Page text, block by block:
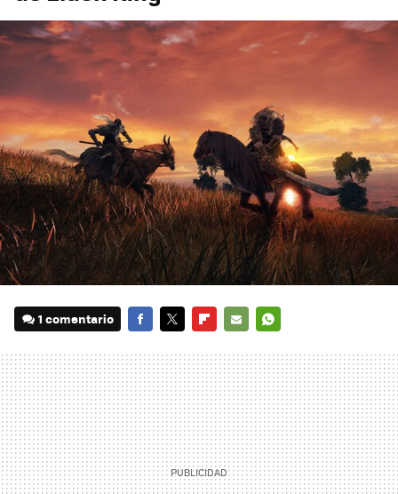
1 comentario
MAIL